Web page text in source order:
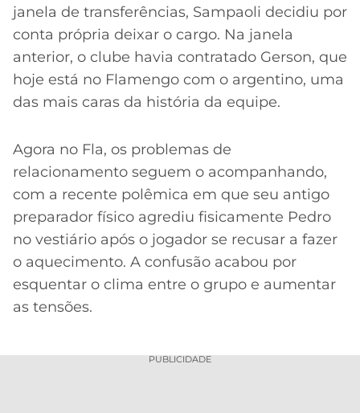
janela de transferências, Sampaoli decidiu por
conta própria deixar o cargo. Na janela
anterior, o clube havia contratado Gerson, que
hoje está no Flamengo com o argentino, uma
das mais caras da história da equipe.
Agora no Fla, os problemas de
relacionamento seguem o acompanhando,
com a recente polêmica em que seu antigo
preparador físico agrediu fisicamente Pedro
no vestiário após o jogador se recusar a fazer
o aquecimento. A confusão acabou por
esquentar o clima entre o grupo e aumentar
as tensões.
PUBLICIDADE